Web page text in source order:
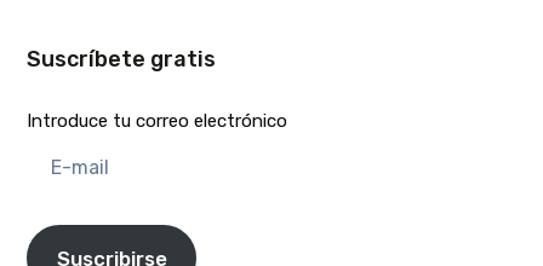
Suscríbete gratis
Introduce tu correo electrónico
mail
Suscribirse